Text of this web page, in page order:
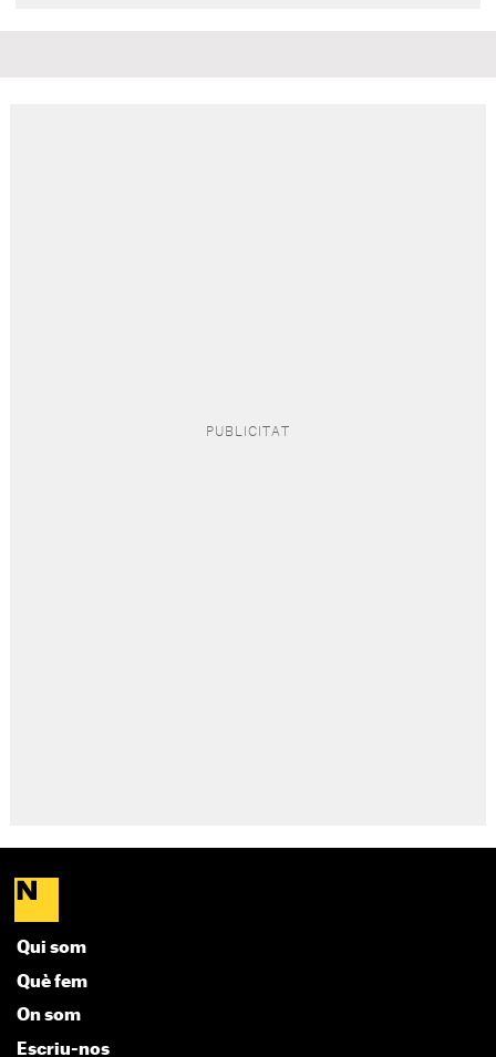
Qui som
Què fem
On som
Escriu-nos